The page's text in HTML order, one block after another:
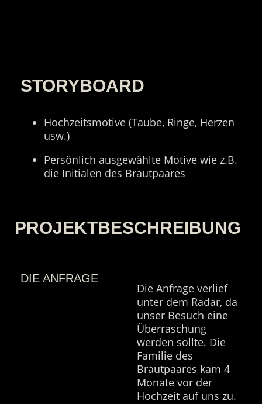
STORYBOARD
Hochzeitsmotive (Taube, Ringe, Herzen
usw.)
Persönlich ausgewählte Motive wie z.B.
die Initialen des Brautpaares
PROJEKT­BESCHREIBUNG
DIE ANFRAGE
Die Anfrage verlief
unter dem Radar, da
unser Besuch eine
Überraschung
werden sollte. Die
Familie des
Brautpaares kam 4
Monate vor der
Hochzeit auf uns zu.